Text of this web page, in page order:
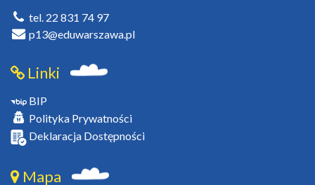
tel. 22 831 74 97
p13@eduwarszawa.pl
Linki
BIP
Polityka Prywatności
Deklaracja Dostępności
Mapa